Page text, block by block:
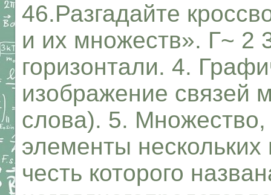
46.Разгадайте
и их множеств». Г~ 2
горизонтали. 4.
изображение связей
слова). 5.
элементы
честь которого